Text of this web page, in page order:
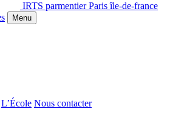
IRTS parmentier Paris île-de-france
Menu
L’École Nous contacter